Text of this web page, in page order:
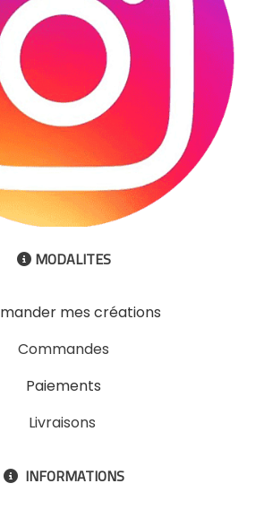
 MODALITES
mes créations
Commandes
Paiements
Livraisons
 INFORMATIONS